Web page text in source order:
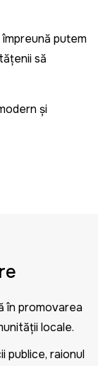
putem
să
și
în promovarea
locale.
publice, raionul